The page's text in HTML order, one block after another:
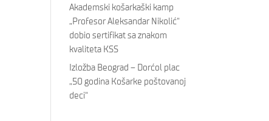
Akademski košarkaški kamp
„Profesor Aleksandar Nikolić“
dobio sertifikat sa znakom
kvaliteta KSS
Izložba Beograd – Dorćol plac
„50 godina Košarke poštovanoj
deci“